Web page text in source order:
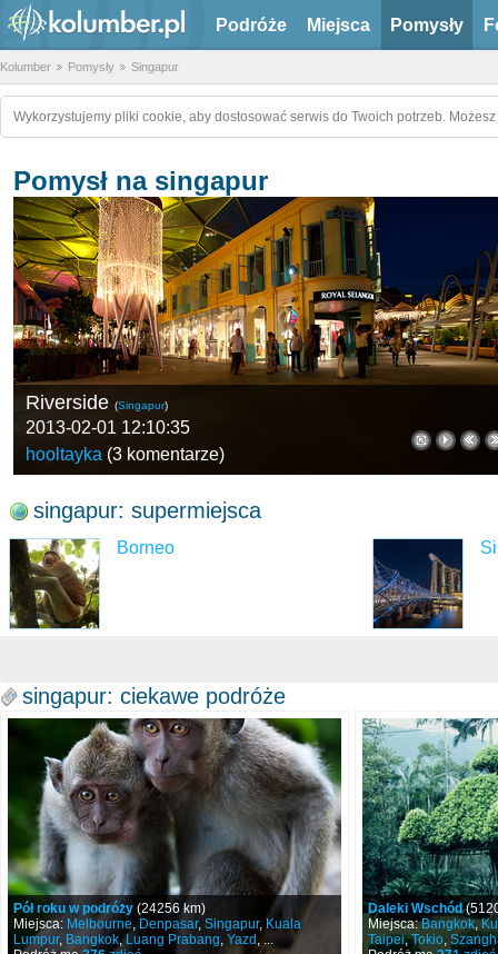
Podróże Miejsca Pomysły
Kolumber Pomysły Singapur
Wykorzystujemy pliki cookie, aby dostosować serwis do Twoich potrzeb.
Pomysł na singapur
Riverside (Singapur)
2013-02-01 12:10:35
hooltayka (3 komentarze)
singapur: supermiejsca
Borneo
singapur: ciekawe podróże
Pół roku w podróży (24256 km)
Miejsca: Melbourne, Denpasar, Singapur, Kuala
Lumpur, Bangkok,Luang Prabang, Yazd , ...
Daleki Wschód
Miejsca:Bangkok,
Taipei,Tokio,